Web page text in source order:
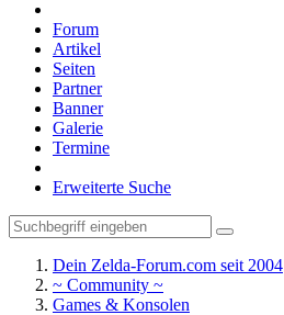
Forum
Artikel
Seiten
Partner
Banner
Galerie
Termine
Erweiterte Suche
Dein Zelda-Forum.com seit 2004
~ Community ~
Games & Konsolen